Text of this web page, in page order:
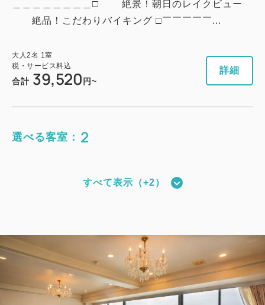
＿＿＿＿＿＿＿＿□ 絶景！朝日のレイクビュー
絶品！こだわりバイキング □￣￣￣￣￣...
大人 2名 1 室
税・サービス料込
合計 39,520 円~
詳細
選べる客室： 2
獲得ポイント
禁煙 50.00m 2~5名
シングルサイズ / 幅90-130cm×2
すべて表示（+2）